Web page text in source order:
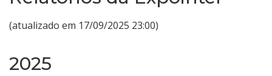
(atualizado em 17/09/2025 23:00)
2025